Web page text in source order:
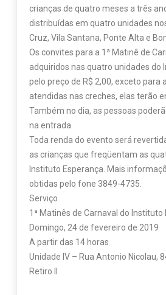
crianças de quatro meses a três
distribuídas em quatro unidades
Cruz, Vila Santana, Ponte Alta e
Os convites para a 1ª Matinê de
adquiridos nas quatro unidades do
pelo preço de R$ 2,00, exceto para
atendidas nas creches, elas terão
Também no dia, as pessoas
na entrada.
Toda renda do evento será
as crianças que freqüentam as
Instituto Esperança. Mais
obtidas pelo fone 3849-4735.
Serviço
1ª Matinês de Carnaval do Instituto
Domingo, 24 de fevereiro de 2019
A partir das 14 horas
Unidade IV – Rua Antonio Nicolau,
Retiro II